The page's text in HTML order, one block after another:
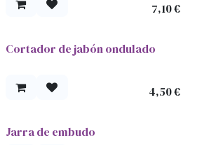
7,10€
Cortador de jabón ondulado
4,50€
Jarra de embudo